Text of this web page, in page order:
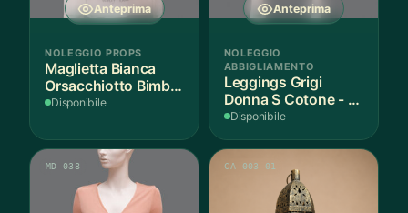
Anteprima
NOLEGGIO PROPS
Maglietta Bianca
Orsacchiotto Bimbo
6-7 Anni Cotone - 1
Disponibile
Anteprima
NOLEGGIO
ABBIGLIAMENTO
Leggings Grigi
Donna S Cotone - 1
Paio
Disponibile
MD 038 CA 003-01